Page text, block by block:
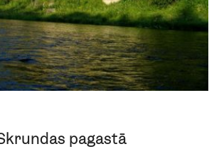
pagastā